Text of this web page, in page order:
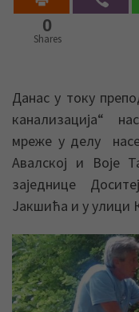
0
Shares
Данас у току
канализација“
мреже у делу
Авалској и Воје
заједнице
Јакшића и у улици